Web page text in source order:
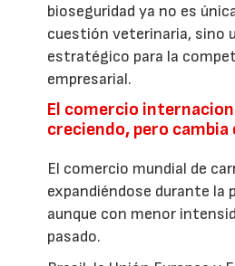
bioseguridad ya no es
cuestión veterinaria, sino
estratégico para la
empresarial.
El comercio
creciendo, pero cambia
El comercio mundial de
expandiéndose durante la
aunque con menor
pasado.